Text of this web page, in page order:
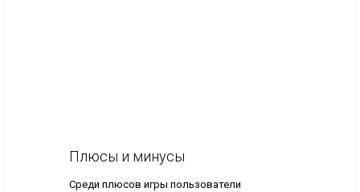
Плюсы и минусы
Среди плюсов игры пользователи